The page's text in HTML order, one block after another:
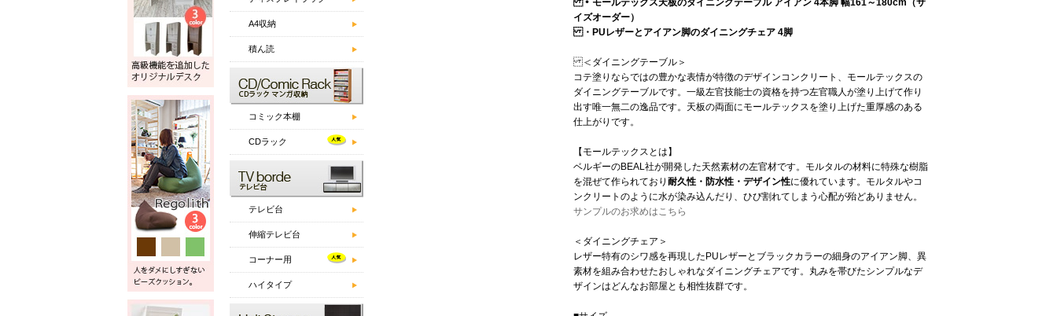
A4収納
積ん読
コミック本棚
CDラック
テレビ台
伸縮テレビ台
コーナー用
ハイタイプ
・モールテックス天板のダイニングテーブル アイアン 4本脚 幅161～180cm（サ
イズオーダー）
・PUレザーとアイアン脚のダイニングチェア 4脚
＜ダイニングテーブル＞
コテ塗りならではの豊かな表情が特徴のデザインコンクリート、モールテックスの
ダイニングテーブルです。一級左官技能士の資格を持つ左官職人が塗り上げて作り
出す唯一無二の逸品です。天板の両面にモールテックスを塗り上げた重厚感のある
仕上がりです。
【モールテックスとは】
ベルギーのBEAL社が開発した天然素材の左官材です。モルタルの材料に特殊な樹脂
を混ぜて作られており 耐久性・防水性・デザイン性に優れています。 モルタルやコ
ンクリートのように水が染み込んだり、ひび割れてしまう心配が殆どありません。
サンプルのお求めはこちら
＜ダイニングチェア＞
レザー特有のシワ感を再現したPUレザーとブラックカラーの細身のアイアン脚、異
素材を組み合わせたおしゃれなダイニングチェアです。丸みを帯びたシンプルなデ
ザインはどんなお部屋とも相性抜群です。